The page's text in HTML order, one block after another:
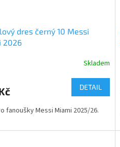
dres černý 10 Messi
2026
Skladem
DETAIL
fanoušky Messi Miami 2025/26.